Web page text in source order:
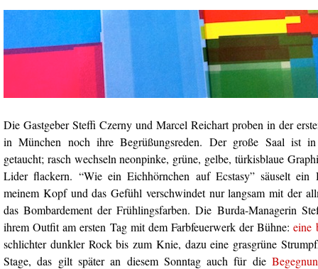
Die Gastgeber Steffi Czerny und Marcel Reichart proben in der
in München noch ihre Begrüßungsreden. Der große Saal ist in
getaucht; rasch wechseln neonpinke, grüne, gelbe, türkisblaue
Lider flackern. “Wie ein Eichhörnchen auf Ecstasy” säuselt ein
meinem Kopf und das Gefühl verschwindet nur langsam mit der
das Bombardement der Frühlingsfarben. Die Burda-Managerin
ihrem Outfit am ersten Tag mit dem Farbfeuerwerk der Bühne:eine
schlichter dunkler Rock bis zum Knie, dazu eine grasgrüne
Stage, das gilt später an diesem Sonntag auch für dieBegegnun